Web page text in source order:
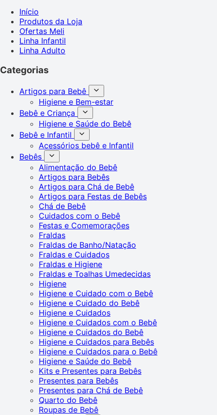
Início
Produtos da Loja
Ofertas Meli
Linha Infantil
Linha Adulto
Categorias
Artigos para Bebê
Higiene e Bem-estar
Bebê e Criança
Higiene e Saúde do Bebê
Bebê e Infantil
Acessórios bebê e Infantil
Bebês
Alimentação do Bebê
Artigos para Bebês
Artigos para Chá de Bebê
Artigos para Festas de Bebês
Chá de Bebê
Cuidados com o Bebê
Festas e Comemorações
Fraldas
Fraldas de Banho/Natação
Fraldas e Cuidados
Fraldas e Higiene
Fraldas e Toalhas Umedecidas
Higiene
Higiene e Cuidado com o Bebê
Higiene e Cuidado do Bebê
Higiene e Cuidados
Higiene e Cuidados com o Bebê
Higiene e Cuidados do Bebê
Higiene e Cuidados para Bebês
Higiene e Cuidados para o Bebê
Higiene e Saúde do Bebê
Kits e Presentes para Bebês
Presentes para Bebês
Presentes para Chá de Bebê
Quarto do Bebê
Roupas de Bebê